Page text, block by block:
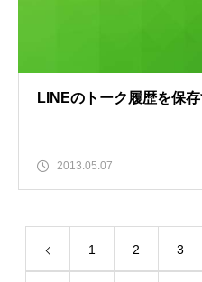
LINEのトーク履歴を保
2013.05.07
1 2 3